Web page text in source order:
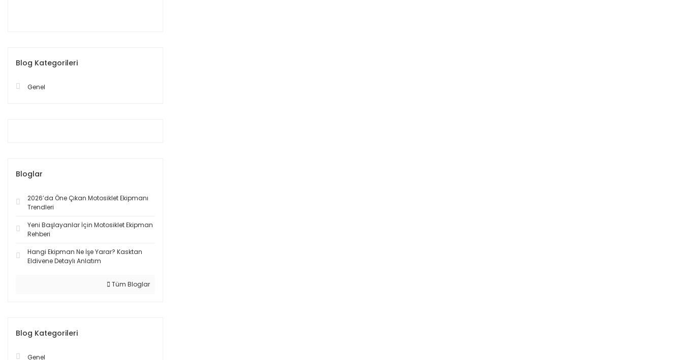
Blog Kategorileri
Genel
Bloglar
2026’da Öne Çıkan Motosiklet Ekipmanı
Trendleri
Yeni Başlayanlar İçin Motosiklet Ekipman
Rehberi
Hangi Ekipman Ne İşe Yarar? Kasktan
Eldivene Detaylı Anlatım
Tüm Bloglar
Blog Kategorileri
Genel